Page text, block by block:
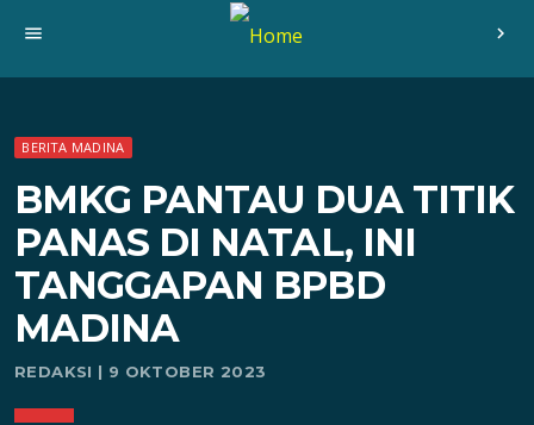
menu chevron_right
BERITA MADINA
BMKG PANTAU DUA TITIK
PANAS DI NATAL, INI
TANGGAPAN BPBD
MADINA
REDAKSI | 9 OKTOBER 2023